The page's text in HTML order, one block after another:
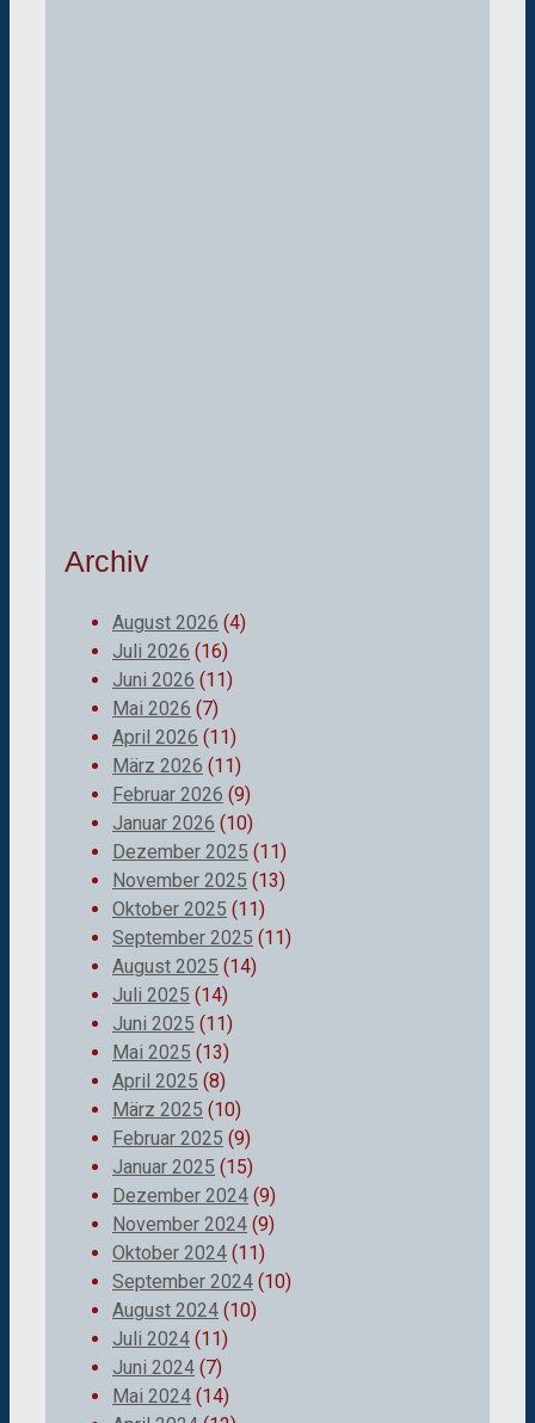
Archiv
August 2026 (4)
Juli 2026 (16)
Juni 2026 (11)
Mai 2026 (7)
April 2026 (11)
März 2026 (11)
Februar 2026 (9)
Januar 2026 (10)
Dezember 2025 (11)
November 2025 (13)
Oktober 2025 (11)
September 2025 (11)
August 2025 (14)
Juli 2025 (14)
Juni 2025 (11)
Mai 2025 (13)
April 2025 (8)
März 2025 (10)
Februar 2025 (9)
Januar 2025 (15)
Dezember 2024 (9)
November 2024 (9)
Oktober 2024 (11)
September 2024 (10)
August 2024 (10)
Juli 2024 (11)
Juni 2024 (7)
Mai 2024 (14)